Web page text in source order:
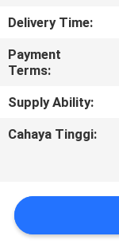
HUBUNGI
KAMI
BERITA
LINE
Delivery Time:
Payment
Terms:
Supply Ability:
Cahaya Tinggi: